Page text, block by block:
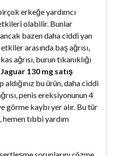
erkeğe yardımcı
olabilir. Bunlar
bazen daha ciddi yan
arasında baş ağrısı,
ağrısı, burun tıkanıklığı
Jaguar 130 mg satış
aldığınız bu ürün, daha ciddi
penis ereksiyonunun 4
görme kaybı yer alır. Bu tür
hemen tıbbi yardım